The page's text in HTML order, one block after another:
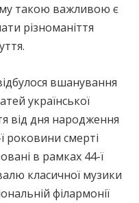
такою важливою є
різноманіття
вшанування
української
від дня народження
роковини смерті
в рамках 44-ї
класичної музики
філармонії